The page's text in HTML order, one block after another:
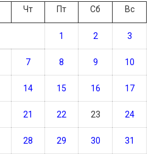
Чт Пт Сб Вс
1 2 3
7 8 9 10
14 15 16 17
21 22 23 24
28 29 30 31